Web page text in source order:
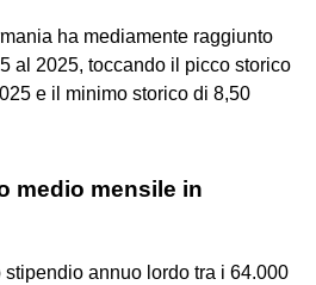
ha mediamente raggiunto
al 2025, toccando il picco storico
e il minimo storico di 8,50
medio mensile in
annuo lordo tra i 64.000